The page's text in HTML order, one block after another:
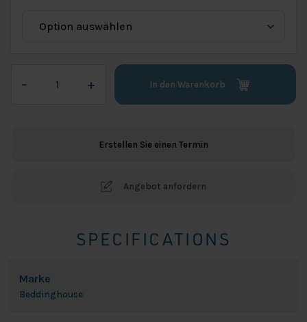
–
Grandeur
+ In den Warenkorb
Erstellen Sie einen Termin
Angebot anfordern
SPECIFICATIONS
Marke
Beddinghouse